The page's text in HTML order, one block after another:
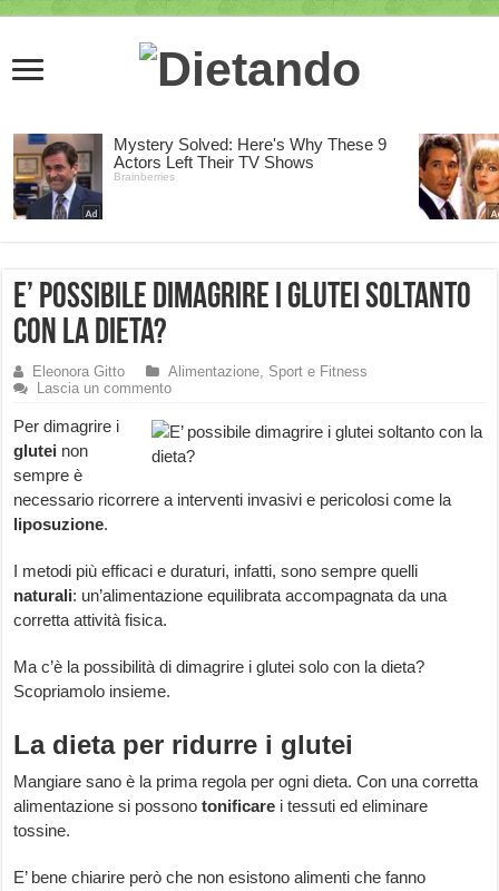
E’ possibile dimagrire i glutei soltanto
con la dieta?
Eleonora Gitto
Alimentazione, Sport e Fitness
Lascia un commento
Per dimagrire i
glutei non
sempre è
necessario ricorrere a interventi invasivi e pericolosi come la
liposuzione.
I metodi più efficaci e duraturi, infatti, sono sempre quelli
naturali: un’alimentazione equilibrata accompagnata da una
corretta attività fisica.
Ma c’è la possibilità di dimagrire i glutei solo con la dieta?
Scopriamolo insieme.
La dieta per ridurre i glutei
Mangiare sano è la prima regola per ogni dieta. Con una corretta
alimentazione si possonotonificare i tessuti ed eliminare
tossine.
E’ bene chiarire però che non esistono alimenti che fanno